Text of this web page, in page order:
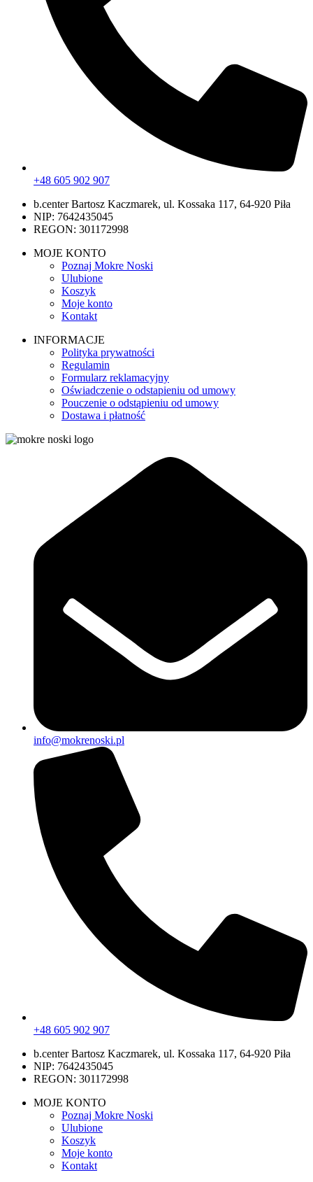
+48 605 902 907
b.center Bartosz Kaczmarek, ul. Kossaka 117, 64-920 Piła
NIP: 7642435045
REGON: 301172998
MOJE KONTO
Poznaj Mokre Noski
Ulubione
Koszyk
Moje konto
Kontakt
INFORMACJE
Polityka prywatności
Regulamin
Formularz reklamacyjny
Oświadczenie o odstapieniu od umowy
Pouczenie o odstąpieniu od umowy
Dostawa i płatność
info@mokrenoski.pl
+48 605 902 907
b.center Bartosz Kaczmarek, ul. Kossaka 117, 64-920 Piła
NIP: 7642435045
REGON: 301172998
MOJE KONTO
Poznaj Mokre Noski
Ulubione
Koszyk
Moje konto
Kontakt